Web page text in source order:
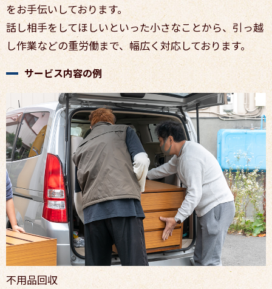
をお手伝いしております。
話し相手をしてほしいといった小さなことから、引っ越
し作業などの重労働まで、幅広く対応しております。
サービス内容の例
不用品回収